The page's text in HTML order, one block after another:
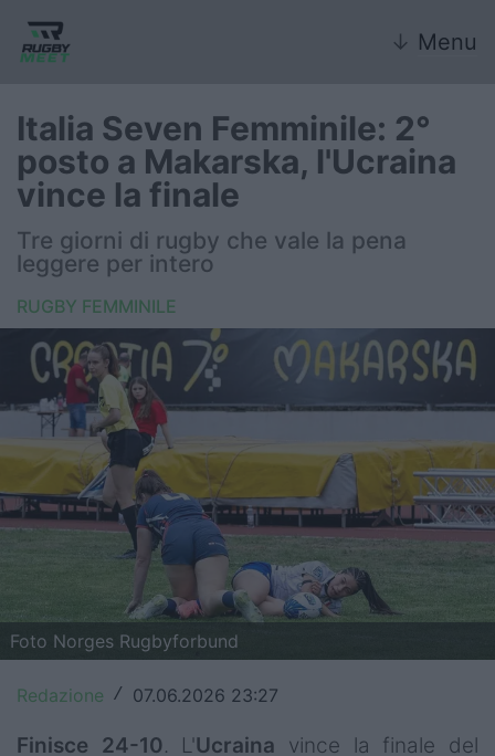
↓ Menu
Nazionale
Nazionali giovanili
Rugby Sevens
FIR
Internazionale
6 Nazioni
United Rugby Championship
Top14
Premiership
Champions Cup
Italia Seven Femminile: 2°
posto a Makarska, l'Ucraina
vince la finale
Tre giorni di rugby che vale la pena
leggere per intero
RUGBY FEMMINILE
Foto Norges Rugbyforbund
Redazione / 07.06.2026 23:27
Finisce 24-10. L'Ucraina vince la finale del